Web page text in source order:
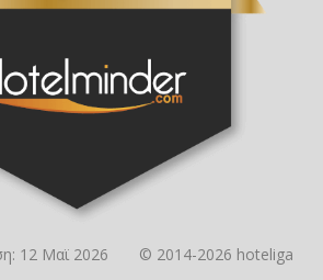
12 Μαϊ 2026 © 2014-2026 hoteliga